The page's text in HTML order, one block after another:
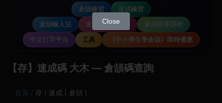
倉頡練習
速成練習
倉頡輸入法
速成輸入法教學
倉頡教學課程
中文打字平台
工具 《中小學生學倉頡》限時優惠
【存】速成碼 大木 — 倉頡碼查詢
首頁 存 ( 速成 | 倉頡 )
Close